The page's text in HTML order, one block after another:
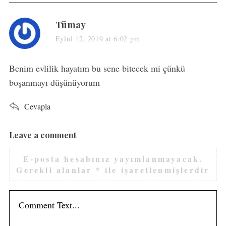
s
a
s
:
Tümay
Eylül 12, 2019 at 6:02 pm
Benim evlilik hayatım bu sene bitecek mi çünkü
boşanmayı düşünüyorum
Cevapla
L
e
a
v
e
Leave a comment
E-posta hesabınız yayımlanmayacak.
Gerekli alanlar * ile işaretlenmişlerdir